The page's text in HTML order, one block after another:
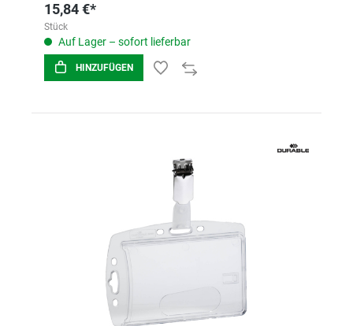
15,84 €*
Stück
Auf Lager – sofort lieferbar
HINZUFÜGEN